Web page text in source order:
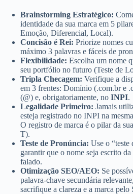
Brainstorming Estratégico:
identidade da sua marca em 5
Emoção, Diferencial, Local).
Concisão é Rei: Priorize nomes
máximo 3 palavras e fáceis de
Flexibilidade: Escolha um nome
seu portfólio no futuro (Teste de
Tripla Checagem: Verifique a
em 3 frentes: Domínio (.com.br e
(@) e, obrigatoriamente, no INPI.
Legalidade Primeiro: Jamais
esteja registrado no INPI na
O registro de marca é o pilar da
T).
Teste de Pronúncia: Use o “teste
garantir que o nome seja escrito
falado.
Otimização SEO/AEO: Se
palavra-chave secundária
sacrifique a clareza e a marca pelo